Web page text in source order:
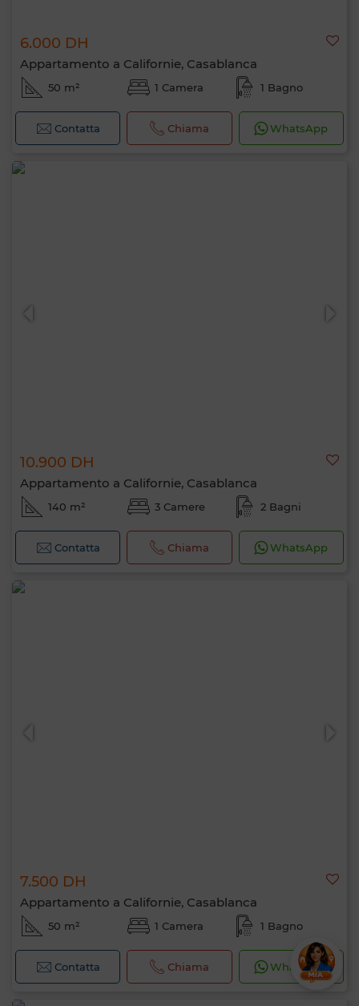
6.000 DH
Appartamento a Californie, Casablanca
50 m² 1 Camera 1 Bagno
Contatta Chiama WhatsApp
10.900 DH
Appartamento a Californie, Casablanca
140 m² 3 Camere 2 Bagni
Contatta Chiama WhatsApp
7.500 DH
Appartamento a Californie, Casablanca
50 m² 1 Camera 1 Bagno
Contatta Chiama WhatsApp